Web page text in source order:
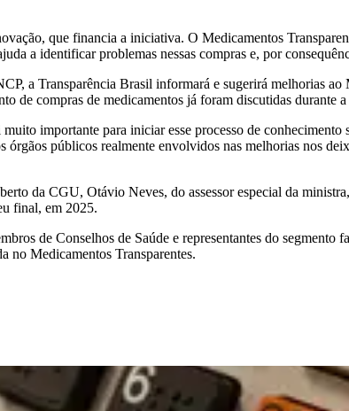
que financia a iniciativa. O Medicamentos
a identificar problemas nessas compras e, por
a Transparência Brasil informará e sugerirá melhorias
de compras de medicamentos já foram discutidas durante
importante para iniciar esse processo de conhecimento
órgãos públicos realmente envolvidos nas melhorias nos
da CGU, Otávio Neves, do assessor especial da
final, em 2025.
de Conselhos de Saúde e representantes do segmento
no Medicamentos Transparentes.